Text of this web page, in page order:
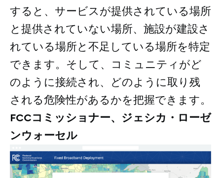
すると、サービスが提供されている場所
と提供されていない場所、施設が建設さ
れている場所と不足している場所を特定
できます。そして、コミュニティがど
のように接続され、どのように取り残
される危険性があるかを把握できます。
FCCコミッショナー、ジェシカ・ローゼ
ンウォーセル